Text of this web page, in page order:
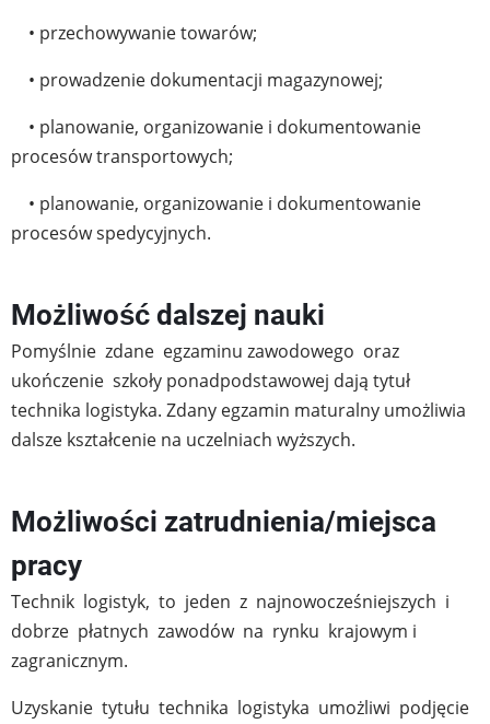
• przechowywanie towarów;
• prowadzenie dokumentacji magazynowej;
• planowanie, organizowanie i dokumentowanie
procesów transportowych;
• planowanie, organizowanie i dokumentowanie
procesów spedycyjnych.
Możliwość dalszej nauki
Pomyślnie zdane egzaminu zawodowego oraz
ukończenie szkoły ponadpodstawowej dają tytuł
technika logistyka. Zdany egzamin maturalny umożliwia
dalsze kształcenie na uczelniach wyższych.
Możliwości zatrudnienia/miejsca
pracy
Technik logistyk, to jeden z najnowocześniejszych i
dobrze płatnych zawodów na rynku krajowym i
zagranicznym.
Uzyskanie tytułu technika logistyka umożliwi podjęcie